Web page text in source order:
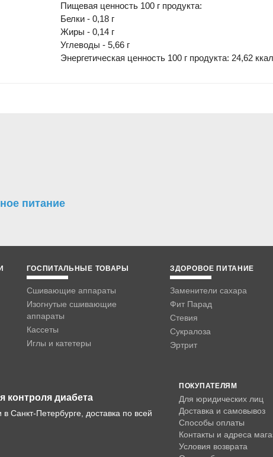
Пищевая ценность 100 г продукта:
Белки - 0,18 г
Жиры - 0,14 г
Углеводы - 5,66 г
Энергетическая ценность 100 г продукта: 24,62 ккал
питание
ГОСПИТАЛЬНЫЕ ТОВАРЫ
Сшивающие аппараты
Изогнутые сшивающие
аппараты
Кассеты
Иглы и катетеры
ЗДОРОВОЕ ПИТАНИЕ
Заменители сахара
Фит Парад
Стевия
Сукралоза
Эртрит
контроля диабета
Санкт-Петербурге, доставка по всей
ПОКУПАТЕЛЯМ
Для юридических лиц
Доставка и самовывоз
Способы оплаты
Контакты и адреса
Условия возврата